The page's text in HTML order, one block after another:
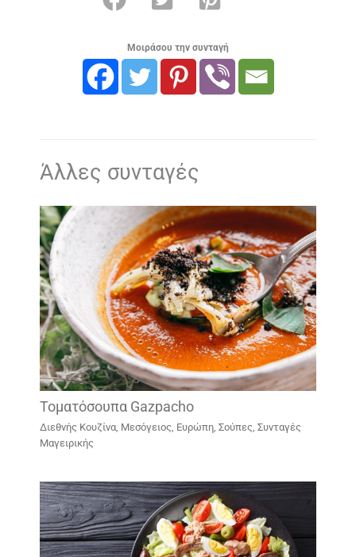
Μοιράσου την συνταγή
Άλλες συνταγές
Τοματόσουπα Gazpacho
Διεθνής Κουζίνα, Μεσόγειος, Ευρώπη, Σούπες, Συνταγές
Μαγειρικής